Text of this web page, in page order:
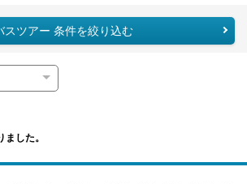
スツアー 条件を絞り込む
した。